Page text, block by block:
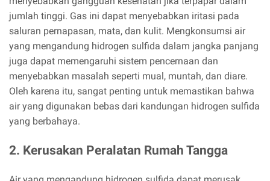
jumlah tinggi. Gas ini dapat menyebabkan iritasi pada
saluran pernapasan, mata, dan kulit. Mengkonsumsi air
yang mengandung hidrogen sulfida dalam jangka panjang
juga dapat memengaruhi sistem pencernaan dan
menyebabkan masalah seperti mual, muntah, dan diare.
Oleh karena itu, sangat penting untuk memastikan bahwa
air yang digunakan bebas dari kandungan hidrogen sulfida
yang berbahaya.
2. Kerusakan Peralatan Rumah Tangga